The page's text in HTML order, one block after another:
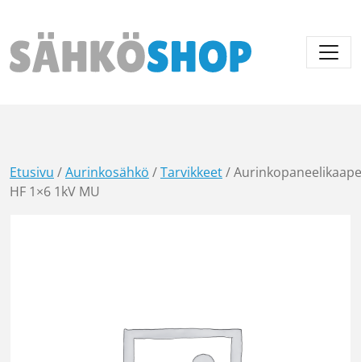
Päävalikko
Etusivu /Aurinkosähkö /Tarvikkeet/
HF 1×6 1kV MU